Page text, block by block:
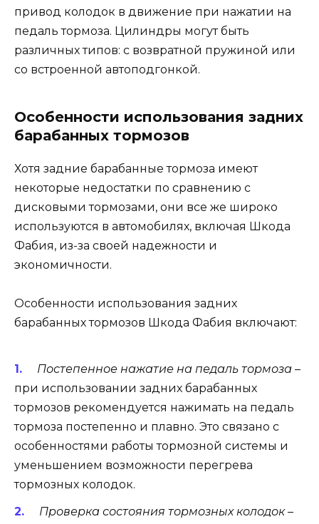
привод колодок в движение при нажатии на
педаль тормоза. Цилиндры могут быть
различных типов: с возвратной пружиной или
со встроенной автоподгонкой.
Особенности использования задних
барабанных тормозов
Хотя задние барабанные тормоза имеют
некоторые недостатки по сравнению с
дисковыми тормозами, они все же широко
используются в автомобилях, включая Шкода
Фабия, из-за своей надежности и
экономичности.
Особенности использования задних
барабанных тормозов Шкода Фабия включают:
Постепенное нажатие на педаль тормоза–
при использовании задних барабанных
тормозов рекомендуется нажимать на педаль
тормоза постепенно и плавно. Это связано с
особенностями работы тормозной системы и
уменьшением возможности перегрева
тормозных колодок.
Проверка состояния тормозных колодок–